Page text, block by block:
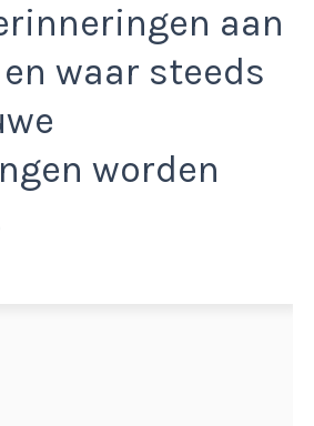
aan
waar steeds
worden